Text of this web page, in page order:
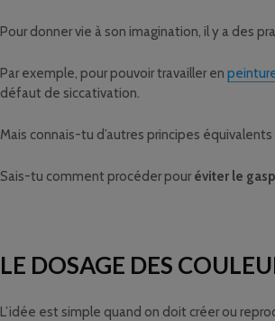
Pour donner vie à son imagination, il y a des
Par exemple, pour pouvoir travailler en
défaut de siccativation.
Mais connais-tu d’autres principes équivalents
Sais-tu comment procéder pouréviter le
LE DOSAGE DES
L’idée est simple quand on doit créer ou